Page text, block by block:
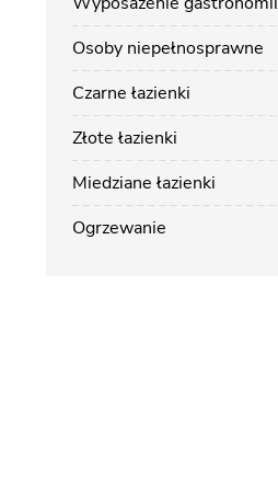
Osoby niepełnosprawne
Czarne łazienki
Złote łazienki
Miedziane łazienki
Ogrzewanie